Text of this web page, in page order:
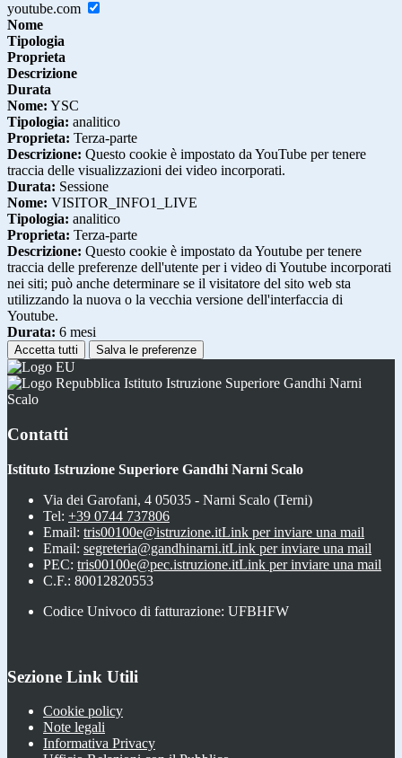
youtube.com
Nome
Tipologia
Proprieta
Descrizione
Durata
Nome: YSC
Tipologia: analitico
Proprieta: Terza-parte
Descrizione: Questo cookie è impostato da YouTube per tenere
traccia delle visualizzazioni dei video incorporati.
Durata: Sessione
Nome: VISITOR_INFO1_LIVE
Tipologia: analitico
Proprieta: Terza-parte
Descrizione: Questo cookie è impostato da Youtube per tenere
traccia delle preferenze dell'utente per i video di Youtube incorporati
nei siti; può anche determinare se il visitatore del sito web sta
utilizzando la nuova o la vecchia versione dell'interfaccia di
Youtube.
Durata: 6 mesi
Accetta tutti Salva le preferenze
Istituto Istruzione Superiore Gandhi Narni
Scalo
Contatti
Istituto Istruzione Superiore Gandhi Narni Scalo
Via dei Garofani, 4 05035 - Narni Scalo (Terni)
Tel: +39 0744 737806
Email: tris00100e@istruzione.itLink per inviare una mail
Email: segreteria@gandhinarni.itLink per inviare una mail
PEC: tris00100e@pec.istruzione.itLink per inviare una mail
C.F.: 80012820553
Codice Univoco di fatturazione: UFBHFW
Sezione Link Utili
Cookie policy
Note legali
Informativa Privacy